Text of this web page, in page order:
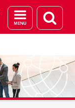
Menu
en